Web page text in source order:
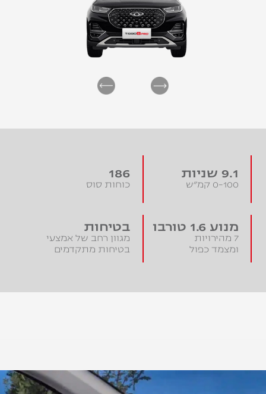
9.1 שניות
0-100 קמ״ש
186
כוחות סוס
מנוע 1.6 טורבו
7 מהירויות
ומצמד כפול
בטיחות
מגוון רחב של אמצעי
בטיחות מתקדמים